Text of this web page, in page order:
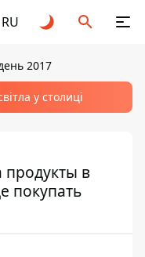
RU
2017
у столиці
продукты в
покупать